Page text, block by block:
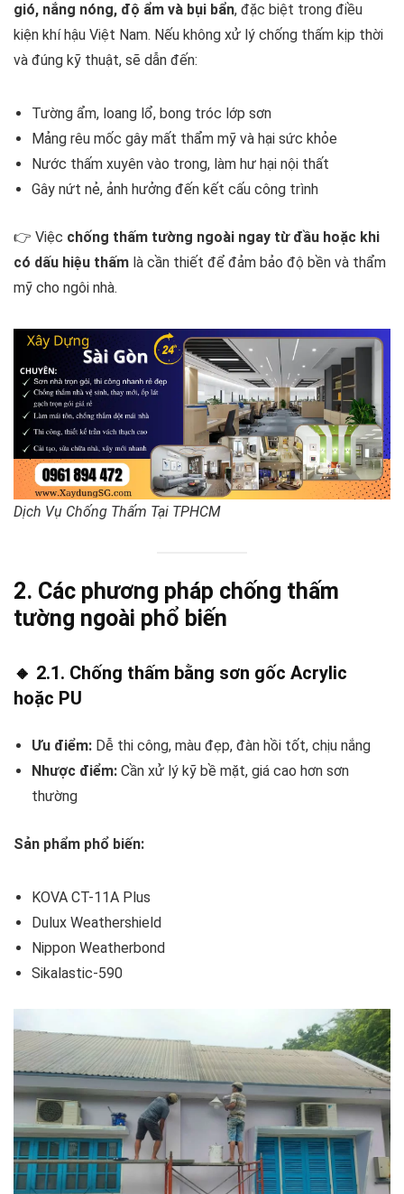
gió, nắng nóng, độ ẩm và bụi bẩn, đặc biệt trong điều
kiện khí hậu Việt Nam. Nếu không xử lý chống thấm kịp thời
và đúng kỹ thuật, sẽ dẫn đến:
Tường ẩm, loang lổ, bong tróc lớp sơn
Mảng rêu mốc gây mất thẩm mỹ và hại sức khỏe
Nước thấm xuyên vào trong, làm hư hại nội thất
Gây nứt nẻ, ảnh hưởng đến kết cấu công trình
👉 Việc chống thấm tường ngoài ngay từ đầu hoặc khi
có dấu hiệu thấm là cần thiết để đảm bảo độ bền và thẩm
mỹ cho ngôi nhà.
Dịch Vụ Chống Thấm Tại TPHCM
2. Các phương pháp chống thấm
tường ngoài phổ biến
🔸 2.1. Chống thấm bằng sơn gốc Acrylic
hoặc PU
Ưu điểm: Dễ thi công, màu đẹp, đàn hồi tốt, chịu nắng
Nhược điểm: Cần xử lý kỹ bề mặt, giá cao hơn sơn
thường
Sản phẩm phổ biến:
KOVA CT-11A Plus
Dulux Weathershield
Nippon Weatherbond
Sikalastic-590